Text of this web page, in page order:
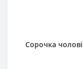
Сорочка